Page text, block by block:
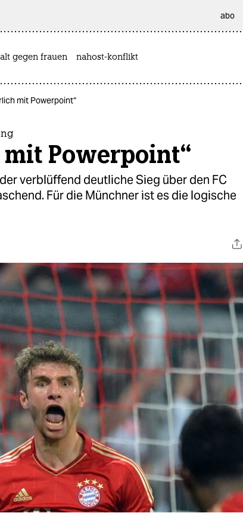
abo
gegen frauen nahost-konflikt
mit Powerpoint“
Powerpoint“
verblüffend deutliche Sieg über den FC
Für die Münchner ist es die logische